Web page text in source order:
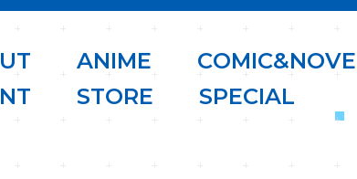
UT ANIME COMIC&NOVE
NT STORE SPECIAL